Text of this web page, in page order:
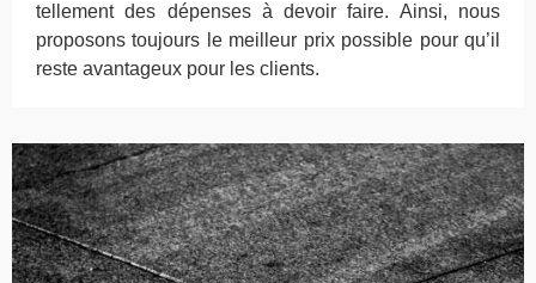
tellement des dépenses à devoir faire. Ainsi, nous
proposons toujours le meilleur prix possible pour qu’il
reste avantageux pour les clients.